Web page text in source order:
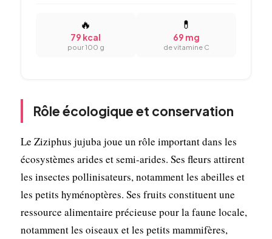
🔥
79 kcal
pour 100 g
💊
69 mg
de vitamine C
Rôle écologique et conservation
Le Ziziphus jujuba joue un rôle important dans les
écosystèmes arides et semi-arides. Ses fleurs attirent
les insectes pollinisateurs, notamment les abeilles et
les petits hyménoptères. Ses fruits constituent une
ressource alimentaire précieuse pour la faune locale,
notamment les oiseaux et les petits mammifères,